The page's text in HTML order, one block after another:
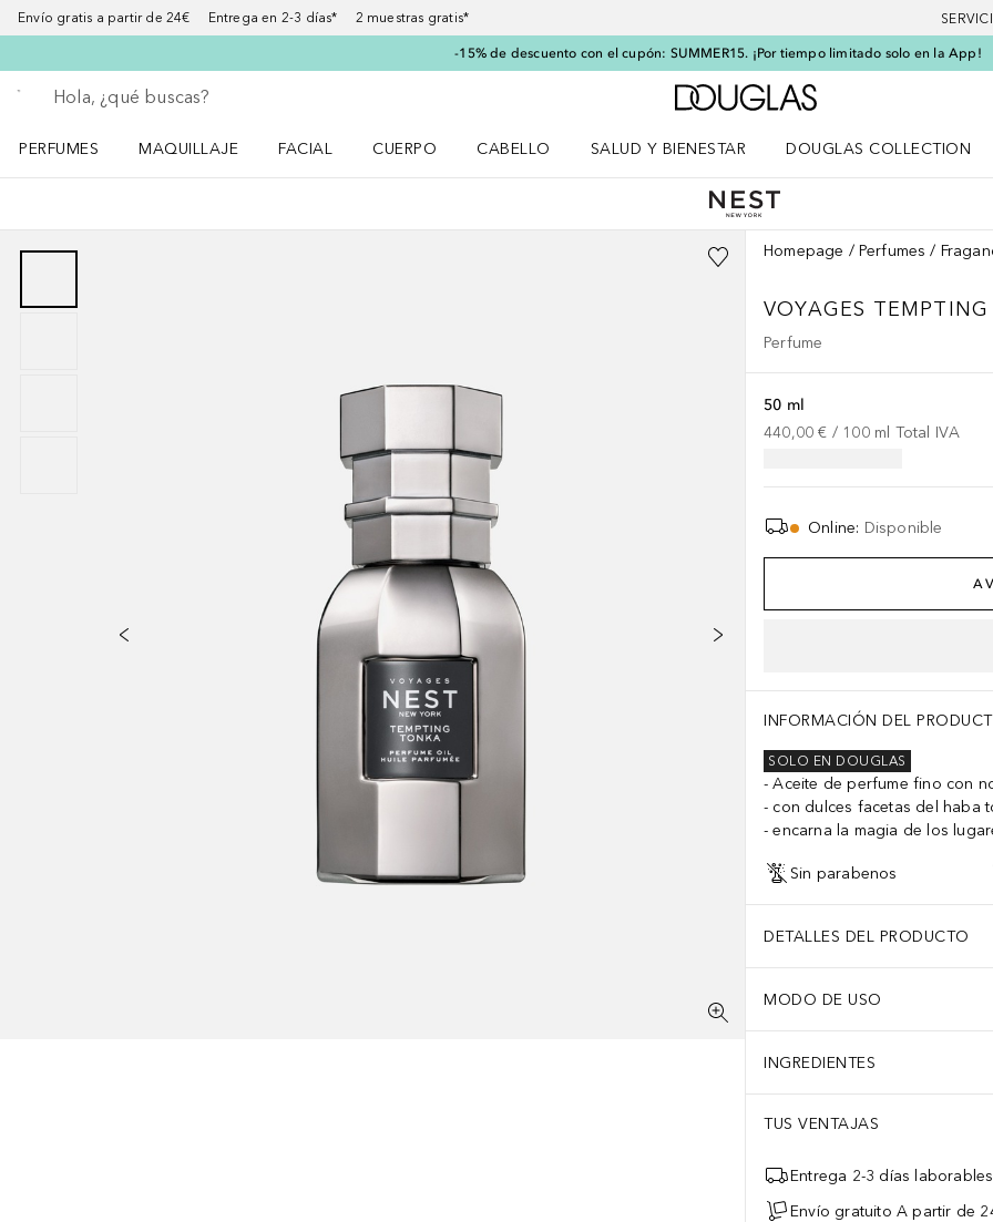
Envío gratis a partir de 24€ Entrega en 2-3 días* 2 muestras gratis*
-15% de descuento con el cupón: SUMMER15. ¡Por tiempo limitado solo en la App!
Regresar
Ejecutar búsqueda
A Douglas Home
PERFUMES
MAQUILLAJE
FACIAL
CUERPO
CABELLO
SALUD Y BIENESTAR
DOUGLAS COLLECTION
Homepage Perfumes
VOYAGES
Perfume
50 ml
440,00 € / 100 ml Total IVA
Online: Disponible
INFORMACIÓN DEL
SOLO EN DOUGLAS
Aceite de perfume fino con
con dulces facetas del haba
encarna la magia de los
Sin parabenos
DETALLES DEL PRODUCTO
MODO DE USO
INGREDIENTES
TUS VENTAJAS
Entrega 2-3 días laborables
Envío gratuito A partir de